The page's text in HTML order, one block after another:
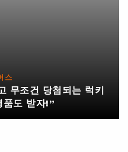
스
무조건 당첨되는 럭키
품도 받자!”